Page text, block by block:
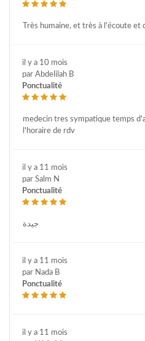
Très humaine, et très à l'écoute et
il y a 10 mois
par Abdelilah B
Ponctualité
medecin tres sympatique temps
l'horaire de rdv
il y a 11 mois
par Salm N
Ponctualité
جيدة
il y a 11 mois
par Nada B
Ponctualité
il y a 11 mois